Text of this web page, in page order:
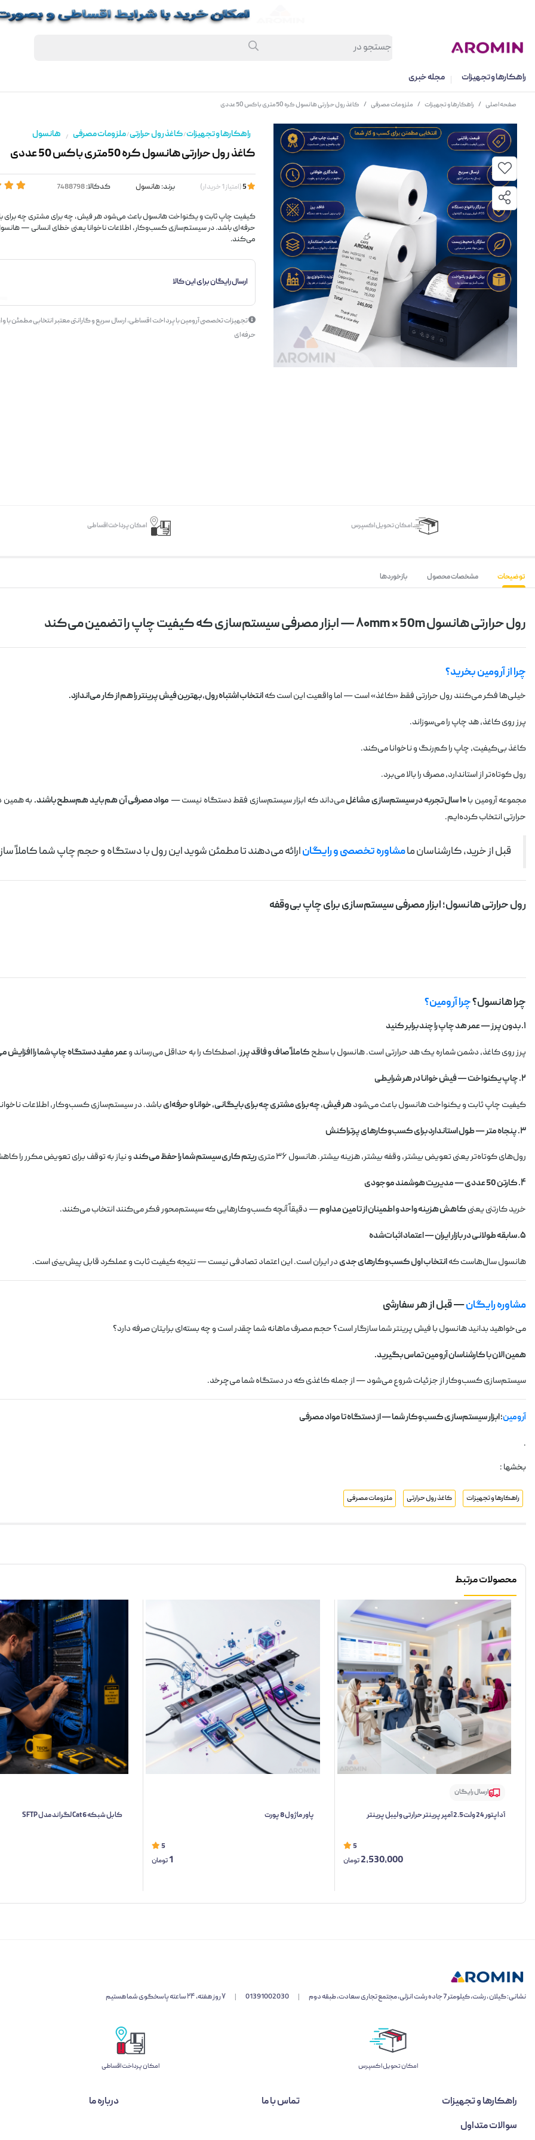
راهکارها و تجهیزات مجله خبری
صفحه اصلی / راهکارها و تجهیزات / ملزومات مصرفی / کاغذ رول حرارتی هانسول کره 50متری باکس 50 عددی
راهکارها و تجهیزات/کاغذ رول حرارتی/ملزومات مصرفی / هانسول
کاغذ رول حرارتی هانسول کره 50متری باکس 50 عددی
(امتیاز1خریدار) برند:هانسول کدکالا:
کیفیت چاپ ثابت و یکنواخت هانسول باعث می‌شود هر فیش، چه برای مشتری چه برای
حرفه‌ای باشد. در سیستم‌سازی کسب‌وکار، اطلاعات ناخوانا یعنی خطای انسانی —
می‌کند.
ارسال رایگان برای این کالا
تجهیزات تخصصی آرومین با پرداخت اقساطی، ارسال سریع و گارانتی معتبر انتخابی مطمئن با
حرفه‌ای
اﻣﮑﺎن ﺗﺤﻮﯾﻞ اﮐﺴﭙﺮس امکان پرداخت اقساطی
توضیحات مشخصات محصول بازخوردها
رول حرارتی هانسول ۸۰mm × 50m — ابزار مصرفی سیستم‌سازی که کیفیت چاپ را تضمین می‌کند
چرا از آرومین بخرید؟
خیلی‌ها فکر می‌کنند رول حرارتی فقط «کاغذ» است — اما واقعیت این است کهانتخاب اشتباه رول، بهترین فیش پرینتر را هم از کار می‌اندازد.
پرز روی کاغذ، هد چاپ را می‌سوزاند.
کاغذ بی‌کیفیت، چاپ را کم‌رنگ و ناخوانا می‌کند.
رول کوتاه‌تر از استاندارد، مصرف را بالا می‌برد.
مجموعه آرومین با۱۰ سال تجربه در سیستم‌سازی مشاغل می‌داند که ابزار سیستم‌سازی فقط دستگاه نیست — مواد مصرفی آن هم باید هم‌سطح باشند. به همین
حرارتی انتخاب کرده‌ایم.
قبل از خرید، کارشناسان مامشاوره تخصصی و رایگانارائه می‌دهند تا مطمئن شوید این رول با دستگاه و حجم چاپ شما کاملاً
رول حرارتی هانسول؛ ابزار مصرفی سیستم‌سازی برای چاپ بی‌وقفه
چرا هانسول؟چرا آرومین؟
۱. بدون پرز — عمر هد چاپ را چند برابر کنید
پرز روی کاغذ، دشمن شماره یک هد حرارتی است. هانسول با سطح کاملاً صاف و فاقد پرز، اصطکاک را به حداقل می‌رساند وعمر مفید دستگاه چاپ شما را
۲. چاپ یکنواخت — فیش خوانا در هر شرایطی
کیفیت چاپ ثابت و یکنواخت هانسول باعث می‌شودهر فیش، چه برای مشتری چه برای بایگانی، خوانا و حرفه‌ایباشد. در سیستم‌سازی کسب‌وکار، اطلاعات
۳. پنجاه متر — طول استاندارد برای کسب‌وکارهای پرتراکنش
رول‌های کوتاه‌تر یعنی تعویض بیشتر، وقفه بیشتر، هزینه بیشتر. هانسول ۳۶ متری ریتم کاری سیستم شما را حفظ می‌کندو نیاز به توقف برای تعویض مکرر را
۴. کارتن 50 عددی — مدیریت هوشمند موجودی
خرید کارتنی یعنی کاهش هزینه واحد و اطمینان از تامین مداوم— دقیقاً آنچه کسب‌وکارهایی که سیستم‌محور فکر می‌کنند انتخاب می‌کنند.
۵. سابقه طولانی در بازار ایران — اعتماد اثبات‌شده
هانسول سال‌هاست کهانتخاب اول کسب‌وکارهای جدیدر ایران است. این اعتماد تصادفی نیست — نتیجه کیفیت ثابت و عملکرد قابل پیش‌بینی است.
مشاوره رایگان— قبل از هر سفارشی
می‌خواهید بدانید هانسول با فیش پرینتر شما سازگار است؟ حجم مصرف ماهانه شما چقدر است و چه بسته‌ای برایتان صرفه دارد؟
همین الان با کارشناسان آرومین تماس بگیرید.
سیستم‌سازی کسب‌وکار از جزئیات شروع می‌شود — از جمله کاغذی که در دستگاه شما می‌چرخد.
آرومین؛ ابزار سیستم‌سازی کسب‌وکار شما — از دستگاه تا مواد مصرفی
.
بخشها :
راهکارها و تجهیزات کاغذ رول حرارتی ملزومات مصرفی
محصولات مرتبط
ارسال رایگان
آداپتور 24 ولت2.5 آمپر پرینتر حرارتی و لیبل پرینتر
5
2,530,000 تومان
پاور ماژول 8 پورت
5
1تومان
کابل شبکه Cat 6 لگراند مدل SFTP
نشانی: گیلان ، رشت، کیلومتر 7 جاده رشت انزلی، مجتمع تجاری سعادت، طبقه دوم |
01391002030
| ۷ روز هفته، ۲۴ ساعته پاسخگوی شما هستیم
اﻣﮑﺎن ﺗﺤﻮﯾﻞ اﮐﺴﭙﺮس امکان پرداخت اقساطی
راهکارها و تجهیزات تماس با ما
درباره ما
سوالات متداول